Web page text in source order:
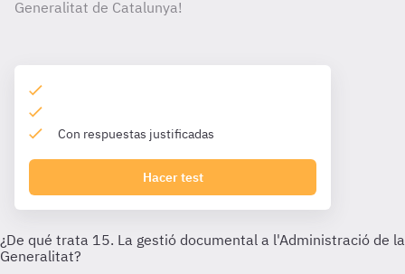
Generalitat de Catalunya!
Con respuestas justificadas
Hacer test